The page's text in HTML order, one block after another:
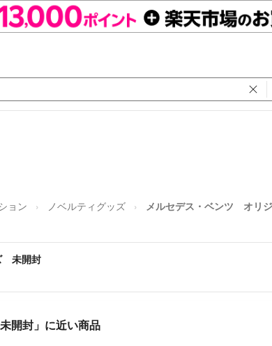
ョン ノベルティグッズ メルセデス・ベンツ オリ
未開封
開封」に近い商品